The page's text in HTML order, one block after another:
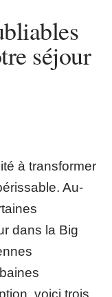
séjour
à transformer
Au-
dans la Big
voici trois